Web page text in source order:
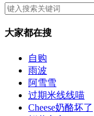
大家都在搜
自购
雨波
阿雪雪
过期米线线喵
Cheese奶酪坏了